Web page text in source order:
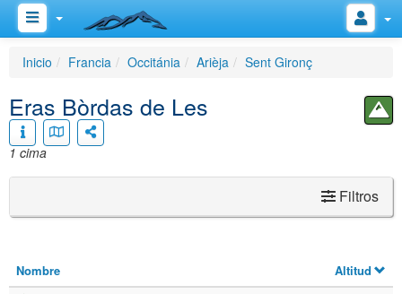
Inicio Francia Occitánia Arièja Sent Gironç
Eras Bòrdas de Les
1 cima
Filtros
Nombre Altitud